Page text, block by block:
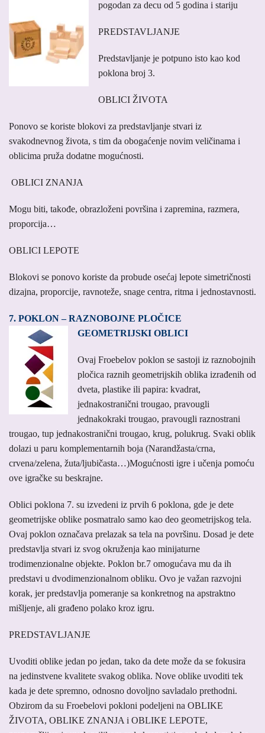
pogodan za decu od 5 godina i stariju
PREDSTAVLJANJE
Predstavljanje je potpuno isto kao kod
poklona broj 3.
OBLICI ŽIVOTA
Ponovo se koriste blokovi za predstavljanje stvari iz
svakodnevnog života, s tim da obogaćenje novim veličinama i
oblicima pruža dodatne mogućnosti.
OBLICI ZNANJA
Mogu biti, takođe, obrazloženi površina i zapremina, razmera,
proporcija…
OBLICI LEPOTE
Blokovi se ponovo koriste da probude osećaj lepote simetričnosti
dizajna, proporcije, ravnoteže, snage centra, ritma i jednostavnosti.
7. POKLON – RAZNOBOJNE PLOČICE
GEOMETRIJSKI OBLICI
Ovaj Froebelov poklon se sastoji iz raznobojnih
pločica raznih geometrijskih oblika izrađenih od
dveta, plastike ili papira: kvadrat,
jednakostranični trougao, pravougli
jednakokraki trougao, pravougli raznostrani
trougao, tup jednakostranični trougao, krug, polukrug. Svaki oblik
dolazi u paru komplementarnih boja (Narandžasta/crna,
crvena/zelena, žuta/ljubičasta…)Mogućnosti igre i učenja pomoću
ove igračke su beskrajne.
Oblici poklona 7. su izvedeni iz prvih 6 poklona, gde je dete
geometrijske oblike posmatralo samo kao deo geometrijskog tela.
Ovaj poklon označava prelazak sa tela na površinu. Dosad je dete
predstavlja stvari iz svog okruženja kao minijaturne
trodimenzionalne objekte. Poklon br.7 omogućava mu da ih
predstavi u dvodimenzionalnom obliku. Ovo je važan razvojni
korak, jer predstavlja pomeranje sa konkretnog na apstraktno
mišljenje, ali građeno polako kroz igru.
PREDSTAVLJANJE
Uvoditi oblike jedan po jedan, tako da dete može da se fokusira
na jedinstvene kvalitete svakog oblika. Nove oblike uvoditi tek
kada je dete spremno, odnosno dovoljno savladalo prethodni.
Obzirom da su Froebelovi pokloni podeljeni na OBLIKE
ŽIVOTA, OBLIKE ZNANJA i OBLIKE LEPOTE,